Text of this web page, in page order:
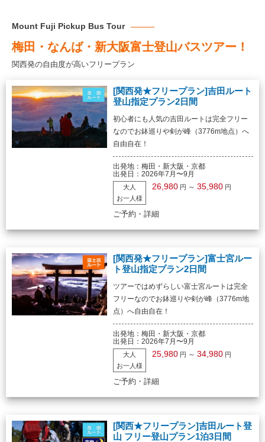
Mount Fuji Pickup Bus Tour
梅田・なんば・新大阪富士登山バスツアー！
関西発の自由度が高いフリープラン
[関西発★フリープラン]吉田ルート
登山指定プラン2日間
初心者にも人気の吉田ルートは完全フリー
なのでお鉢巡りや剣が峰（3776m地点）へ
自由自在！
出発地：梅田・新大阪・京都
出発日：2026年7月〜9月
大人
お一人様
26,980 円 ～ 35,980 円
ご予約・詳細
[関西発★フリープラン]富士宮ルー
ト登山指定プラン2日間
ツアーではめずらしい富士宮ルートは完全
フリーなのでお鉢巡りや剣が峰（3776m地
点）へ自由自在！
出発地：梅田・新大阪・京都
出発日：2026年7月〜9月
大人
お一人様
25,980 円 ～ 34,980 円
ご予約・詳細
[関西★フリープラン]吉田ルート登
山 フリー登山プラン1泊3日間